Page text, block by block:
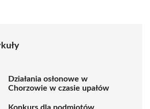
Działania osłonowe w
Chorzowie w czasie upałów
Konkurs dla podmiotów